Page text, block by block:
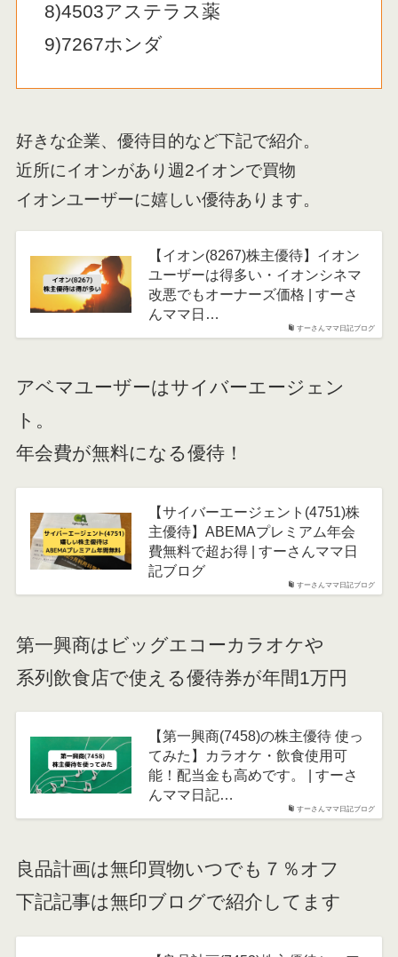
8)4503アステラス薬
9)7267ホンダ
好きな企業、優待目的など下記で紹介。
近所にイオンがあり週2イオンで買物
イオンユーザーに嬉しい優待あります。
すーさんママ日記ブログ
【イオン(8267)株主優待】イオン
ユーザーは得多い・イオンシネマ
改悪でもオーナーズ価格 | すーさ
んママ日…
アベマユーザーはサイバーエージェン
ト。
年会費が無料になる優待！
すーさんママ日記ブログ
【サイバーエージェント(4751)株
主優待】ABEMAプレミアム年会
費無料で超お得 | すーさんママ日
記ブログ
第一興商はビッグエコーカラオケや
系列飲食店で使える優待券が年間1万円
すーさんママ日記ブログ
【第一興商(7458)の株主優待 使っ
てみた】カラオケ・飲食使用可
能！配当金も高めです。 | すーさ
んママ日記…
良品計画は無印買物いつでも７％オフ
下記記事は無印ブログで紹介してます